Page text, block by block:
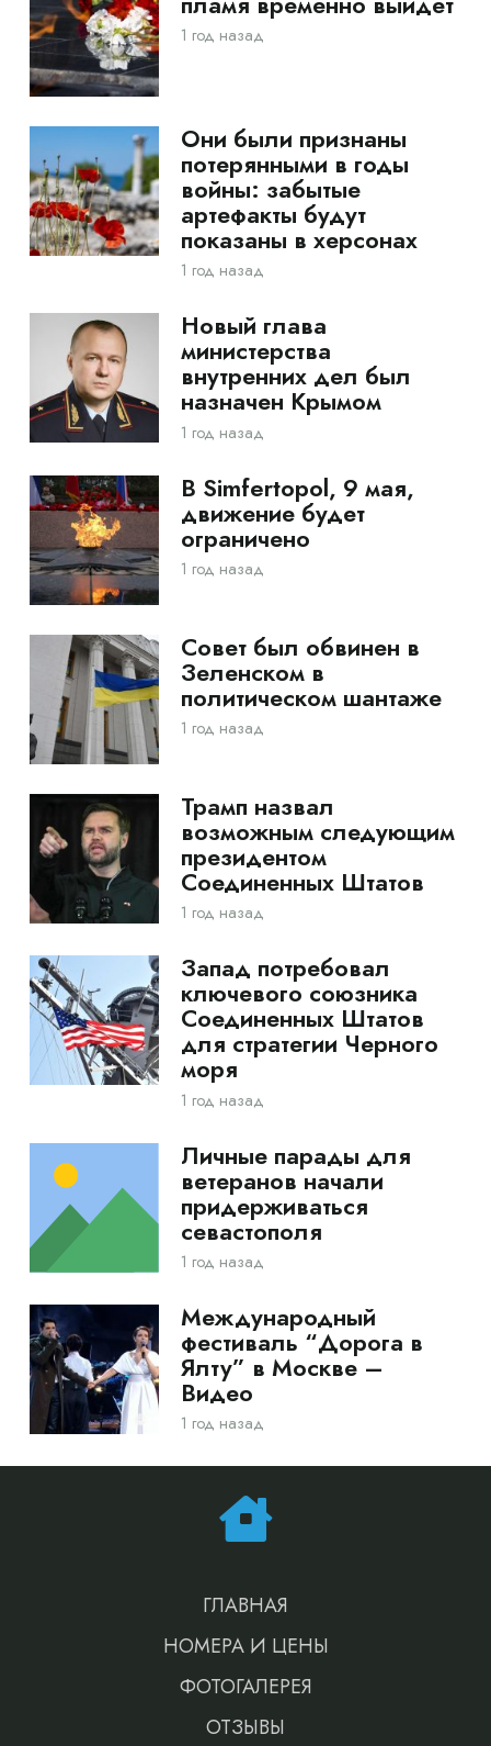
1 год назад
Они были признаны
потерянными в годы
войны: забытые
артефакты будут
показаны в херсонах
1 год назад
Новый глава
министерства
внутренних дел был
назначен Крымом
1 год назад
В Simfertopol, 9 мая,
движение будет
ограничено
1 год назад
Совет был обвинен в
Зеленском в
политическом шантаже
1 год назад
Трамп назвал
возможным следующим
президентом
Соединенных Штатов
1 год назад
Запад потребовал
ключевого союзника
Соединенных Штатов
для стратегии Черного
моря
1 год назад
Личные парады для
ветеранов начали
придерживаться
севастополя
1 год назад
Международный
фестиваль “Дорога в
Ялту” в Москве –
Видео
1 год назад
ГЛАВНАЯ
НОМЕРА И ЦЕНЫ
ФОТОГАЛЕРЕЯ
ОТЗЫВЫ